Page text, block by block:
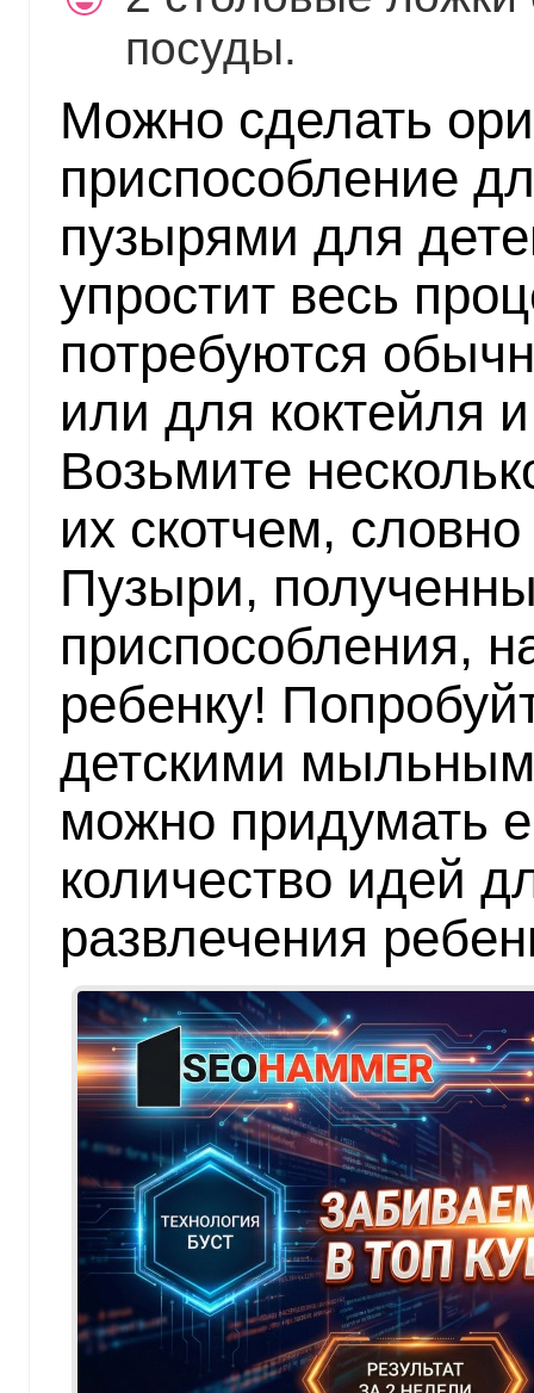
посуды.
Можно сделать
приспособление
пузырями для
упростит весь
потребуются
или для коктейля
Возьмите
их скотчем,
Пузыри,
приспособления,
ребенку!
детскими
можно придумать
количество идей
развлечения